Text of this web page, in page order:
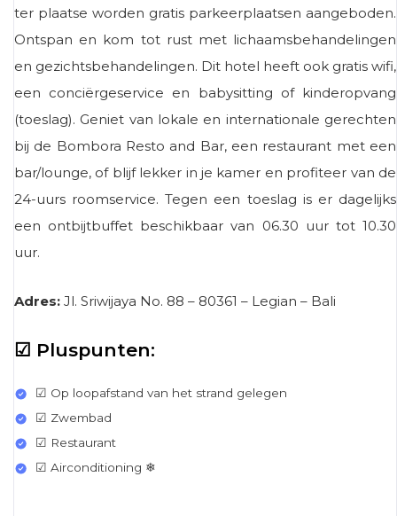
ter plaatse worden gratis parkeerplaatsen aangeboden.
Ontspan en kom tot rust met lichaamsbehandelingen
en gezichtsbehandelingen. Dit hotel heeft ook gratis wifi,
een conciërgeservice en babysitting of kinderopvang
(toeslag). Geniet van lokale en internationale gerechten
bij de Bombora Resto and Bar, een restaurant met een
bar/lounge, of blijf lekker in je kamer en profiteer van de
24-uurs roomservice. Tegen een toeslag is er dagelijks
een ontbijtbuffet beschikbaar van 06.30 uur tot 10.30
uur.
Adres: Jl. Sriwijaya No. 88 – 80361 – Legian – Bali
☑ Pluspunten:
☑ Op loopafstand van het strand gelegen
☑ Zwembad
☑ Restaurant
☑ Airconditioning ❄